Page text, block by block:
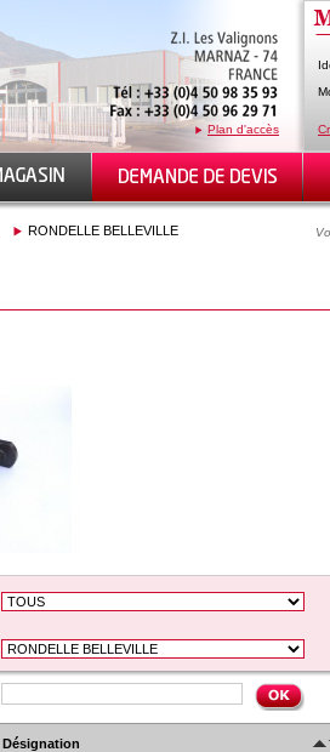
Plan d'accès
RONDELLE BELLEVILLE
Désignation